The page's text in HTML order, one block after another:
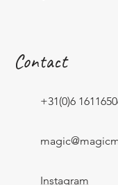
Contact
+31(0)6
Instagram